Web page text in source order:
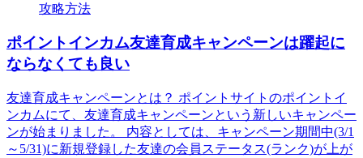
攻略方法
ポイントインカム友達育成キャンペーンは躍起に
ならなくても良い
友達育成キャンペーンとは？ ポイントサイトのポイントイ
ンカムにて、友達育成キャンペーンという新しいキャンペー
ンが始まりました。 内容としては、キャンペーン期間中(3/1
～5/31)に新規登録した友達の会員ステータス(ランク)が上が